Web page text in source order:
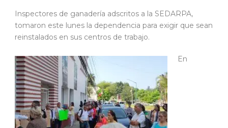
Inspectores de ganadería adscritos a la SEDARPA,
tomaron este lunes la dependencia para exigir que sean
reinstalados en sus centros de trabajo.
En